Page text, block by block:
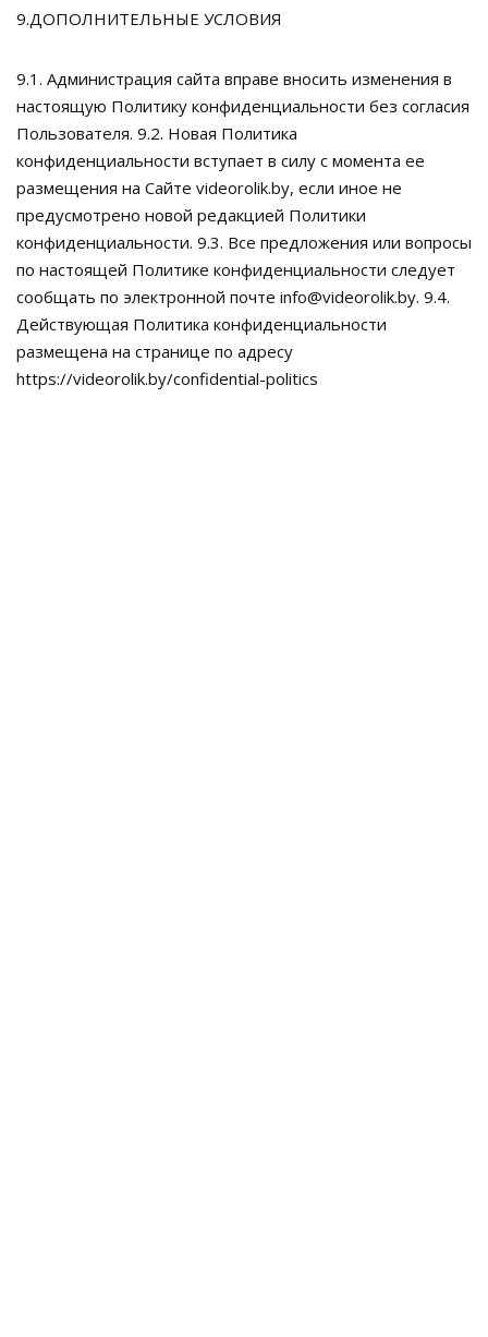
9.ДОПОЛНИТЕЛЬНЫЕ УСЛОВИЯ
9.1. Администрация сайта вправе вносить изменения в
настоящую Политику конфиденциальности без согласия
Пользователя. 9.2. Новая Политика
конфиденциальности вступает в силу с момента ее
размещения на Сайте videorolik.by, если иное не
предусмотрено новой редакцией Политики
конфиденциальности. 9.3. Все предложения или вопросы
по настоящей Политике конфиденциальности следует
сообщать по электронной почте info@videorolik.by. 9.4.
Действующая Политика конфиденциальности
размещена на странице по адресу
https://videorolik.by/confidential-politics